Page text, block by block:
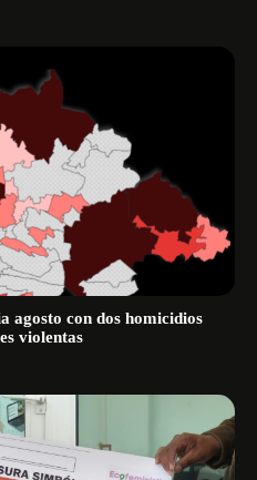
agosto con dos homicidios
violentas